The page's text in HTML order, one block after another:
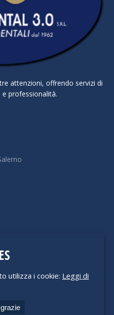
attenzioni, offrendo servizi di
professionalità.
utilizza i cookie: Leggi di